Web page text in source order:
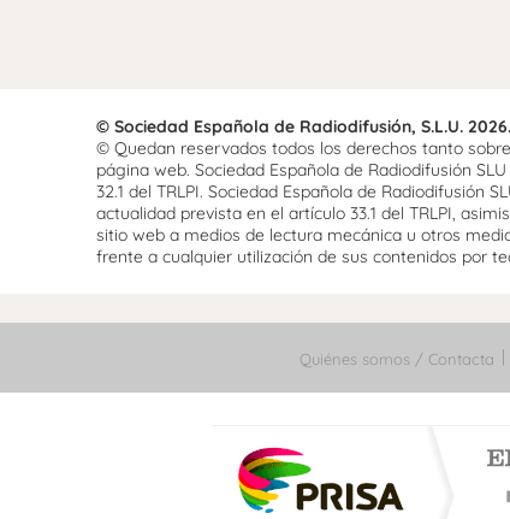
© Sociedad Española de Radiodifusión, S.L.U.
© Quedan reservados todos los derechos tanto
página web. Sociedad Española de Radiodifusión
32.1 del TRLPI. Sociedad Española de
actualidad prevista en el artículo 33.1 del TRLPI,
sitio web a medios de lectura mecánica u otros
frente a cualquier utilización de sus contenidos por
Quiénes somos / Contacta